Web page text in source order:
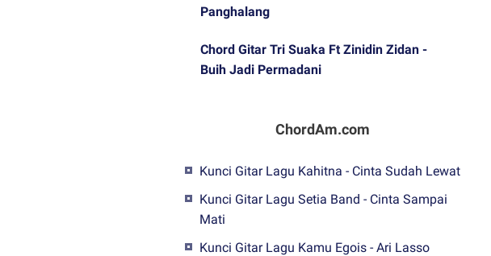
Panghalang
Chord Gitar Tri Suaka Ft Zinidin Zidan -
Buih Jadi Permadani
ChordAm.com
Kunci Gitar Lagu Kahitna - Cinta Sudah Lewat
Kunci Gitar Lagu Setia Band - Cinta Sampai
Mati
Kunci Gitar Lagu Kamu Egois - Ari Lasso